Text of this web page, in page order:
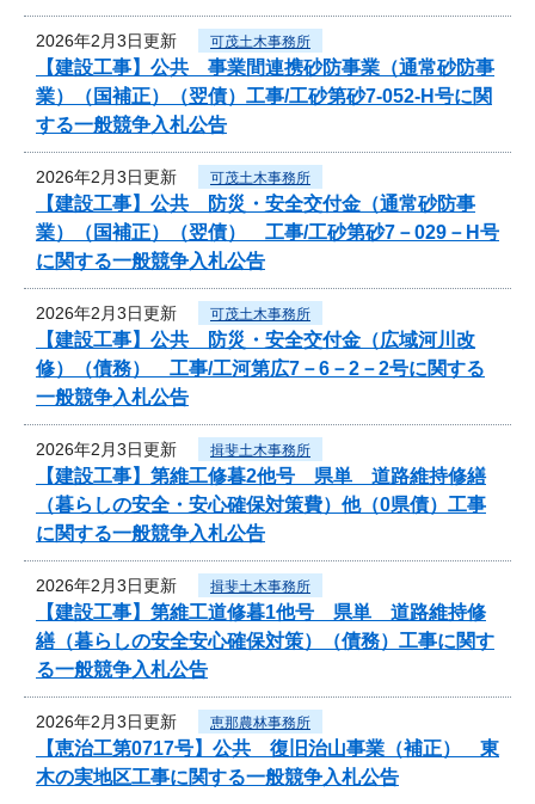
2026年2月3日更新 可茂土木事務所
【建設工事】公共 事業間連携砂防事業（通常砂防事
業）（国補正）（翌債）工事/工砂第砂7-052-H号に関
する一般競争入札公告
2026年2月3日更新 可茂土木事務所
【建設工事】公共 防災・安全交付金（通常砂防事
業）（国補正）（翌債） 工事/工砂第砂7－029－H号
に関する一般競争入札公告
2026年2月3日更新 可茂土木事務所
【建設工事】公共 防災・安全交付金（広域河川改
修）（債務） 工事/工河第広7－6－2－2号に関する
一般競争入札公告
2026年2月3日更新 揖斐土木事務所
【建設工事】第維工修暮2他号 県単 道路維持修繕
（暮らしの安全・安心確保対策費）他（0県債）工事
に関する一般競争入札公告
2026年2月3日更新 揖斐土木事務所
【建設工事】第維工道修暮1他号 県単 道路維持修
繕（暮らしの安全安心確保対策）（債務）工事に関す
る一般競争入札公告
2026年2月3日更新 恵那農林事務所
【恵治工第0717号】公共 復旧治山事業（補正） 東
木の実地区工事に関する一般競争入札公告